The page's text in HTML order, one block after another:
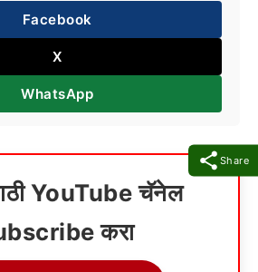
Share
Facebook
X
WhatsApp
YouTube चॅनेल
करा